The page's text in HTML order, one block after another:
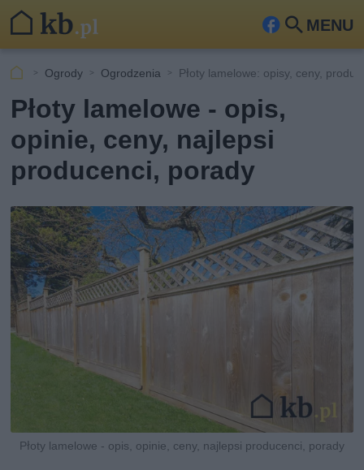
MENU
Fa
ook
Szu
Ogrody Ogrodzenia Płoty lamelowe: opisy, ceny,
Płoty lamelowe - opis,
opinie, ceny, najlepsi
producenci, porady
Płoty lamelowe - opis, opinie, ceny, najlepsi producenci, porady